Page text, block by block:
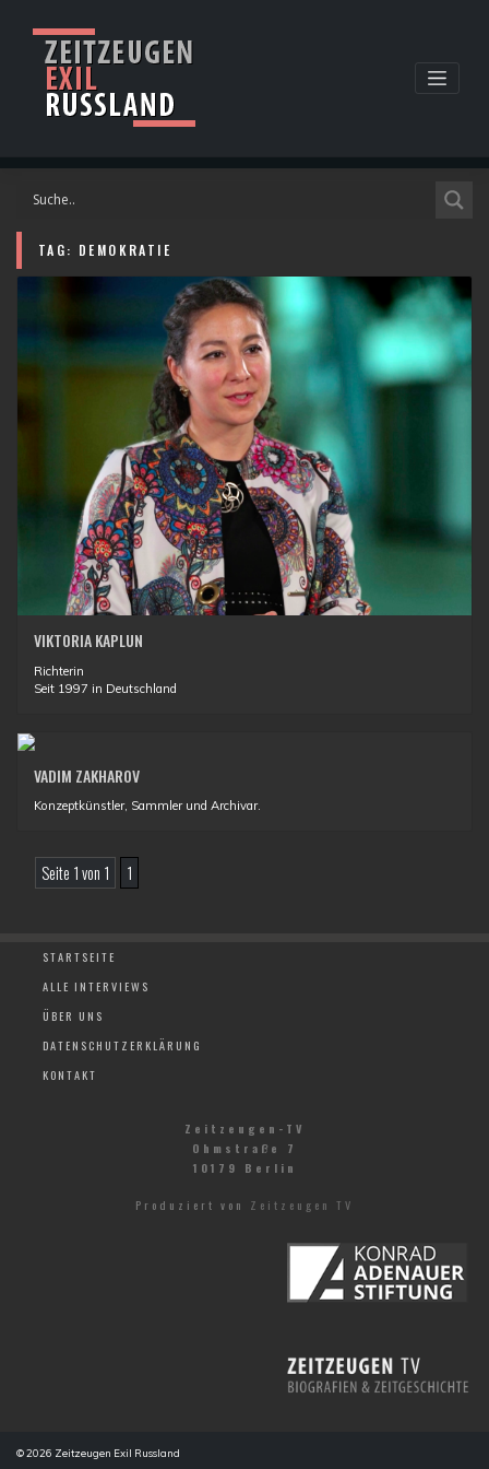
TAG: DEMOKRATIE
VIKTORIA KAPLUN
Richterin
Seit 1997 in Deutschland
VADIM ZAKHAROV
Konzeptkünstler, Sammler und Archivar.
Seite 1 von 1 1
STARTSEITE
ALLE INTERVIEWS
ÜBER UNS
DATENSCHUTZERKLÄRUNG
KONTAKT
Zeitzeugen-TV
Ohmstraße 7
10179 Berlin
Produziert von Zeitzeugen TV
© 2026 Zeitzeugen Exil Russland